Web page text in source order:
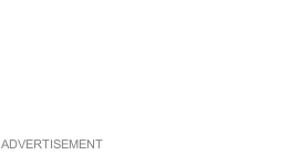
ADVERTISEMENT